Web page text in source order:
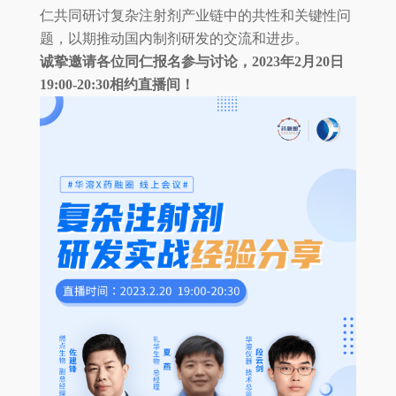
仁共同研讨复杂注射剂产业链中的共性和关键性问
题，以期推动国内制剂研发的交流和进步。
诚挚邀请各位同仁报名参与讨论，2023年2月20日
19:00-20:30相约直播间！